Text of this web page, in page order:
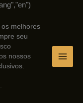
o
melhores
seu
nossos